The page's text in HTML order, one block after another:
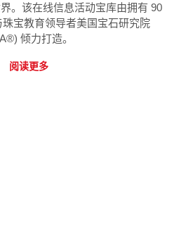
。该在线信息活动宝库由拥有 90
宝教育领导者美国宝石研究院
倾力打造。
阅读更多